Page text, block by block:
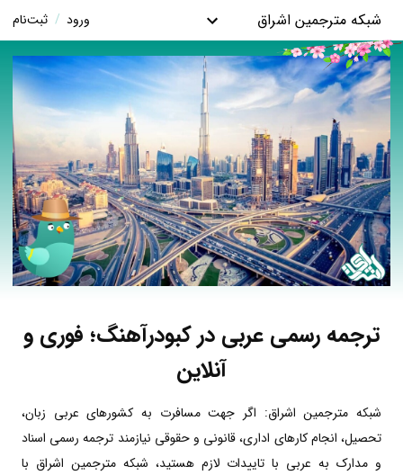
شبکه مترجمین اشراق ورود / ثبت‌نام
ترجمه رسمی عربی در کبودرآهنگ؛ فوری و
آنلاین
شبکه مترجمین اشراق: اگر جهت مسافرت به کشورهای عربی زبان،
تحصیل، انجام کارهای اداری، قانونی و حقوقی نیازمند ترجمه رسمی اسناد
و مدارک به عربی با تاییدات لازم هستید، شبکه مترجمین اشراق با